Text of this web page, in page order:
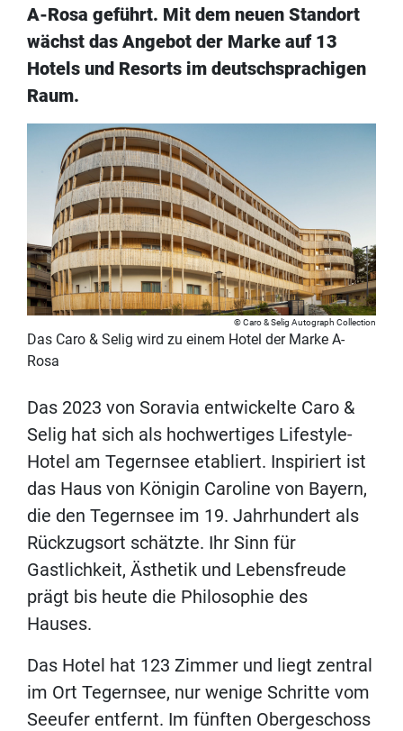
A-Rosa geführt. Mit dem neuen Standort
wächst das Angebot der Marke auf 13
Hotels und Resorts im deutschsprachigen
Raum.
Caro & Selig Autograph Collection
Das Caro & Selig wird zu einem Hotel der Marke A-
Rosa
Das 2023 von Soravia entwickelte Caro &
Selig hat sich als hochwertiges Lifestyle-
Hotel am Tegernsee etabliert. Inspiriert ist
das Haus von Königin Caroline von Bayern,
die den Tegernsee im 19. Jahrhundert als
Rückzugsort schätzte. Ihr Sinn für
Gastlichkeit, Ästhetik und Lebensfreude
prägt bis heute die Philosophie des
Hauses.
Das Hotel hat 123 Zimmer und liegt zentral
im Ort Tegernsee, nur wenige Schritte vom
Seeufer entfernt. Im fünften Obergeschoss